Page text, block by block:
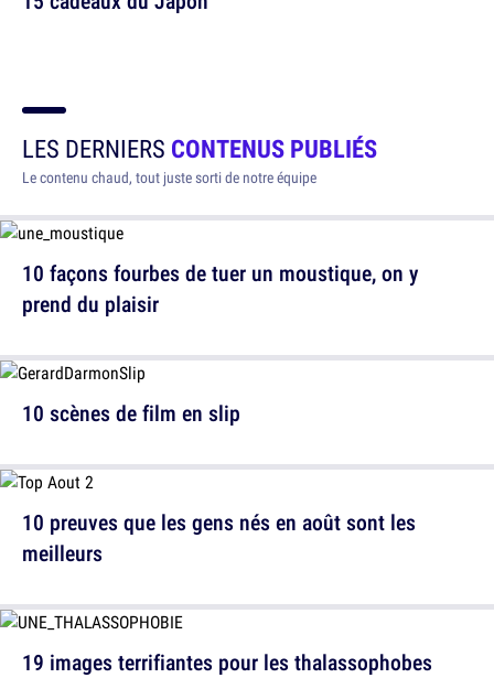
LES DERNIERS CONTENUS PUBLIÉS
Le contenu chaud, tout juste sorti de notre équipe
10 façons fourbes de tuer un moustique, on y
prend du plaisir
10 preuves que les gens nés en août sont les
meilleurs
10 scènes de film en slip
19 images terrifiantes pour les thalassophobes